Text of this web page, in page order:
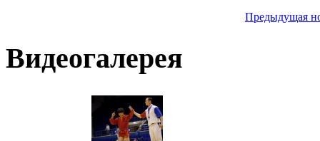
Предыдущая
Видеогалерея